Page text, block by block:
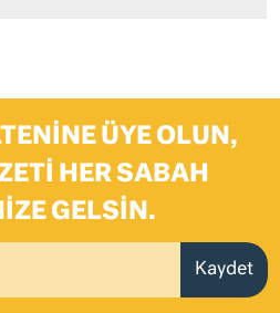
ÜYE OLUN,
HER SABAH
GELSIN.
Kaydet